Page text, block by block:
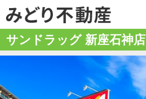
サンドラッグ 新座石神店